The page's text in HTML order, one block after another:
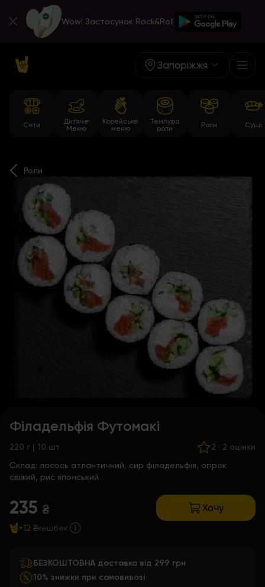
Wow! Застосунок Rock&Roll
Запоріжжя
Сети
Дитяче
Меню
Корейське
меню
Темпура
роли
Роли Суші
Роли
Філадельфія Футомакі
220 г | 10 шт 2 · 2 оцінки
Склад: лосось атлантичний, сир філадельфія, огірок
свіжий, рис японський
235 ₴ Хочу
+12 ₴кешбек
БЕЗКОШТОВНА доставка від 299 грн
10% знижки при самовивозі